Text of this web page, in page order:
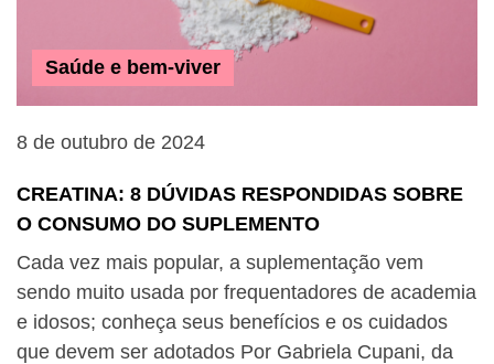
Saúde e bem-viver
8 de outubro de 2024
CREATINA: 8 DÚVIDAS RESPONDIDAS SOBRE
O CONSUMO DO SUPLEMENTO
Cada vez mais popular, a suplementação vem
sendo muito usada por frequentadores de academia
e idosos; conheça seus benefícios e os cuidados
que devem ser adotados Por Gabriela Cupani, da